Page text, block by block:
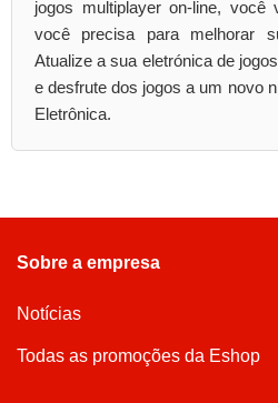
jogos multiplayer on-line, você
você precisa para melhorar
Atualize a sua eletrónica de
e desfrute dos jogos a um novo
Eletrônica.
Sobre a empresa
Notícias
Todas as promoções da Eshop